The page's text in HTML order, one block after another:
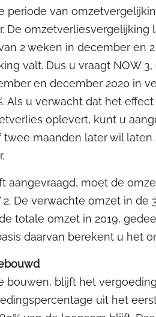
periode van
De
2 weken in december en
valt. Dus u vraagt NOW
en december 2020 in
Als u verwacht dat het
oplevert, kunt u
maanden later wil laten
aangevraagd, moet de
De verwachte omzet in de
totale omzet in 2019,
daarvan berekent u het
bouwen, blijft het
uit het